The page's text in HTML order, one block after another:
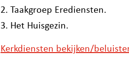
2. Taakgroep Erediensten.
3. Het Huisgezin.
Kerkdiensten bekijken/